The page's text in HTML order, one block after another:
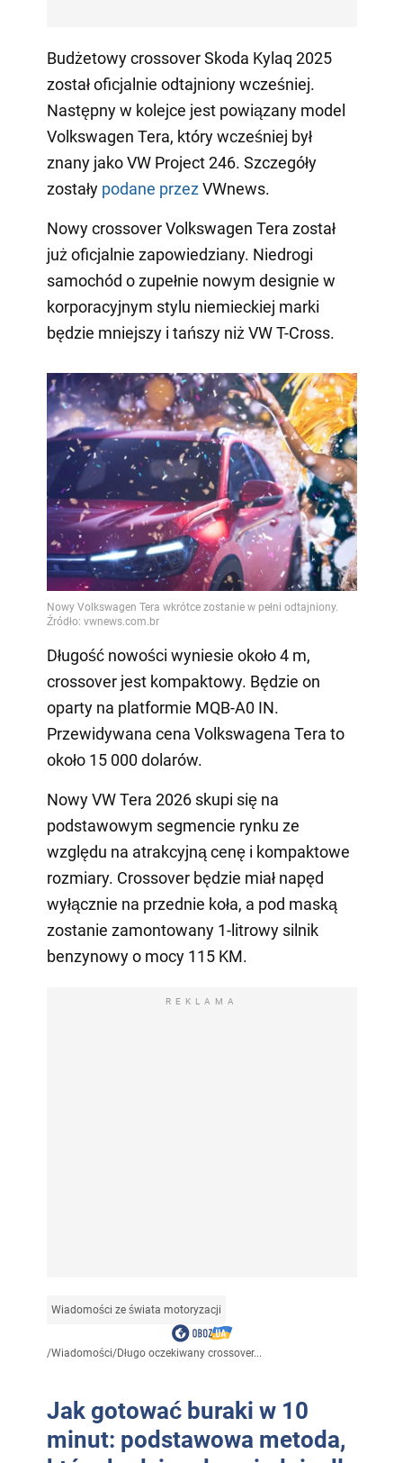
Budżetowy crossover Skoda Kylaq 2025
został oficjalnie odtajniony wcześniej.
Następny w kolejce jest powiązany model
Volkswagen Tera, który wcześniej był
znany jako VW Project 246. Szczegóły
zostały podane przezVWnews.
Nowy crossover Volkswagen Tera został
już oficjalnie zapowiedziany. Niedrogi
samochód o zupełnie nowym designie w
korporacyjnym stylu niemieckiej marki
będzie mniejszy i tańszy niż VW T-Cross.
Długość nowości wyniesie około 4 m,
crossover jest kompaktowy. Będzie on
oparty na platformie MQB-A0 IN.
Przewidywana cena Volkswagena Tera to
około 15 000 dolarów.
Nowy VW Tera 2026 skupi się na
podstawowym segmencie rynku ze
względu na atrakcyjną cenę i kompaktowe
rozmiary. Crossover będzie miał napęd
wyłącznie na przednie koła, a pod maską
zostanie zamontowany 1-litrowy silnik
benzynowy o mocy 115 KM.
REKLAMA
Wiadomości ze świata motoryzacji
/Wiadomości/Długo oczekiwany crossover...
Jak gotować buraki w 10
minut: podstawowa metoda,